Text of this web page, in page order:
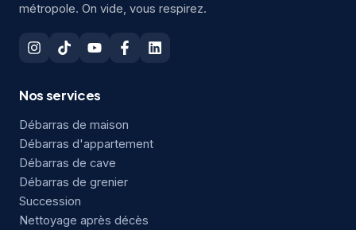
métropole. On vide, vous respirez.
Nos services
Débarras de maison
Débarras d'appartement
Débarras de cave
Débarras de grenier
Succession
Nettoyage après décès